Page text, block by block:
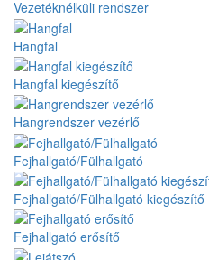
Vezetéknélküli rendszer
Hangfal
Hangfal kiegészítő
Hangrendszer vezérlő
Fejhallgató/Fülhallgató
Fejhallgató/Fülhallgató kiegészítő
Fejhallgató erősítő